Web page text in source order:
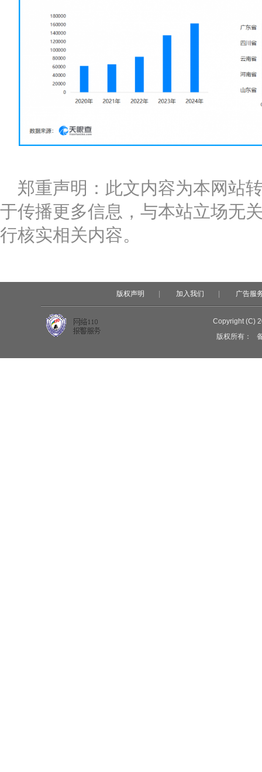
郑重声明：此文内容为本网站
于传播更多信息，与本站立场无
行核实相关内容。
版权声明 加入我们 广告服
Copyright (C)
版权所有：